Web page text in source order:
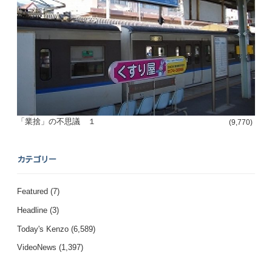
「業捨」の不思議 １ (9,770)
カテゴリー
Featured (7)
Headline (3)
Today's Kenzo (6,589)
VideoNews (1,397)